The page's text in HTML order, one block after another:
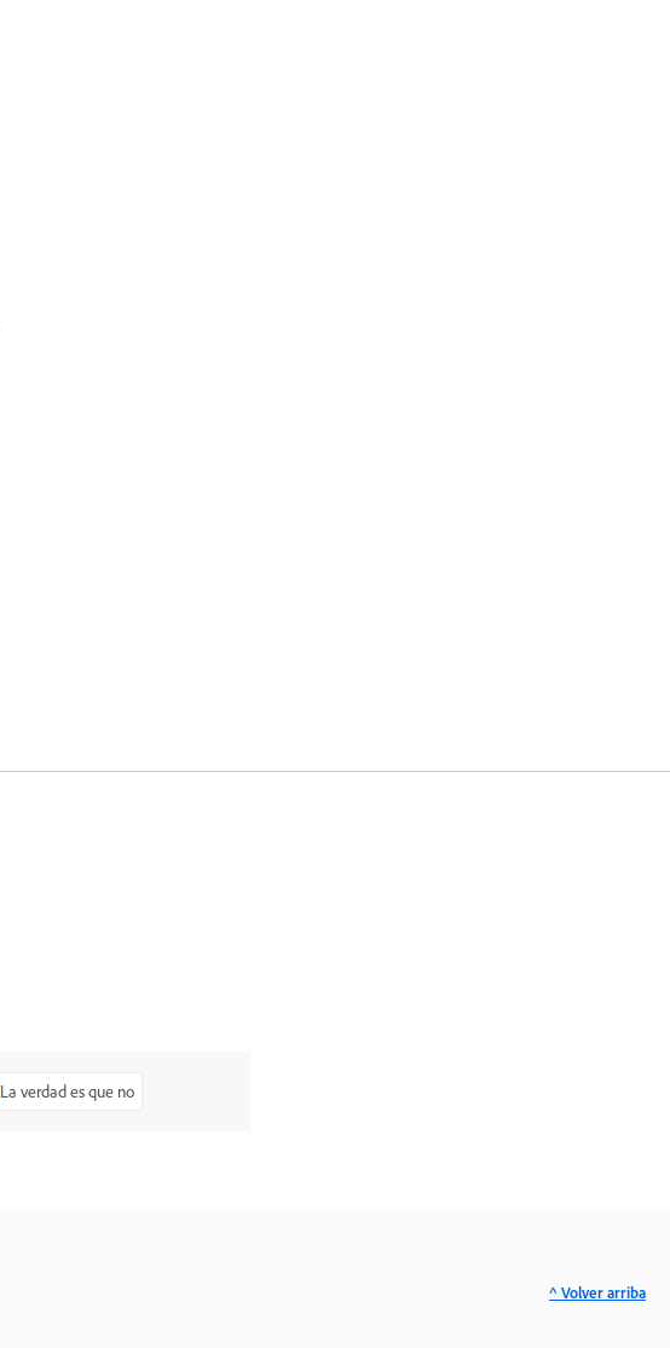
La verdad es que no
^ Volver arriba